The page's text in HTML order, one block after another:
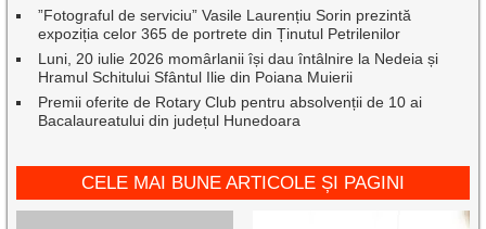
”Fotograful de serviciu” Vasile Laurențiu Sorin prezintă
expoziția celor 365 de portrete din Ținutul Petrilenilor
Luni, 20 iulie 2026 momârlanii își dau întâlnire la Nedeia și
Hramul Schitului Sfântul Ilie din Poiana Muierii
Premii oferite de Rotary Club pentru absolvenții de 10 ai
Bacalaureatului din județul Hunedoara
CELE MAI BUNE ARTICOLE ȘI PAGINI